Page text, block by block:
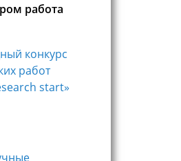
работа
конкурс
работ
start»